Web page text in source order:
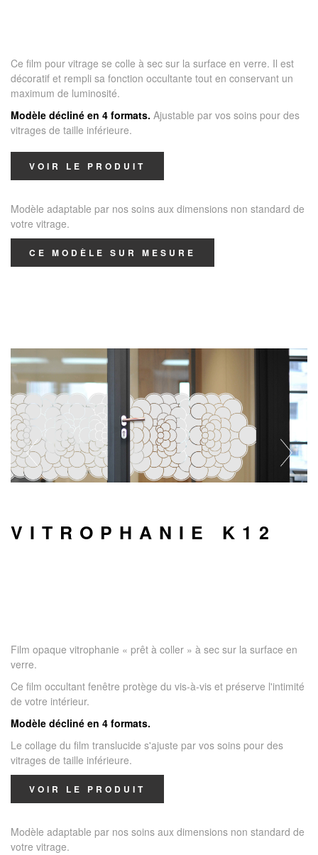
Ce film pour vitrage se colle à sec sur la surface en verre. Il est
décoratif et rempli sa fonction occultante tout en conservant un
maximum de luminosité.
Modèle décliné en 4 formats. Ajustable par vos soins pour des
vitrages de taille inférieure.
VOIR LE PRODUIT
Modèle adaptable par nos soins aux dimensions non standard de
votre vitrage.
CE MODÈLE SUR MESURE
VITROPHANIE K12
Film opaque vitrophanie « prêt à coller » à sec sur la surface en
verre.
Ce film occultant fenêtre protège du vis-à-vis et préserve l'intimité
de votre intérieur.
Modèle décliné en 4 formats.
Le collage du film translucide s'ajuste par vos soins pour des
vitrages de taille inférieure.
VOIR LE PRODUIT
Modèle adaptable par nos soins aux dimensions non standard de
votre vitrage.